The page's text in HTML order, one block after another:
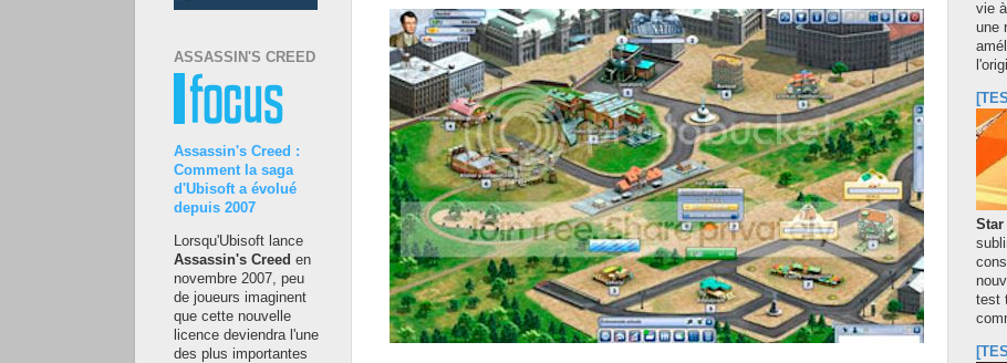
ASSASSIN'S CREED
Assassin's Creed :
Comment la saga
d'Ubisoft a évolué
depuis 2007
Lorsqu'Ubisoft lance
Assassin's Creed en
novembre 2007, peu
de joueurs imaginent
que cette nouvelle
licence deviendra l'une
des plus importantes
vie
une
Star
test